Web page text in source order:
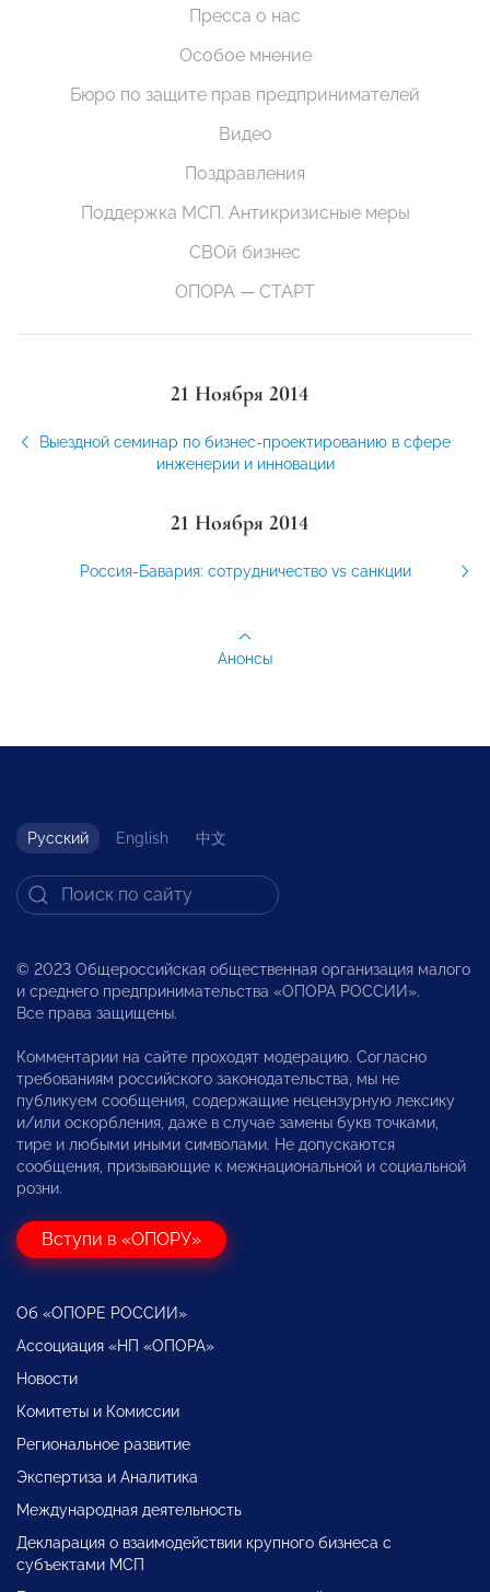
Пресса о нас
Особое мнение
Бюро по защите прав предпринимателей
Видео
Поздравления
Поддержка МСП. Антикризисные меры
СВОй бизнес
ОПОРА — СТАРТ
21 Ноября 2014
Выездной семинар по бизнес-проектированию в сфере
инженерии и инновации
21 Ноября 2014
Россия-Бавария: сотрудничество vs санкции
Анонсы
Русский English 中文
© 2023 Общероссийская общественная организация малого
и среднего предпринимательства «ОПОРА РОССИИ».
Все права защищены.
Комментарии на сайте проходят модерацию. Согласно
требованиям российского законодательства, мы не
публикуем сообщения, содержащие нецензурную лексику
и/или оскорбления, даже в случае замены букв точками,
тире и любыми иными символами. Не допускаются
сообщения, призывающие к межнациональной и социальной
розни.
Вступи в «ОПОРУ»
Об «ОПОРЕ РОССИИ»
Ассоциация «НП «ОПОРА»
Новости
Комитеты и Комиссии
Региональное развитие
Экспертиза и Аналитика
Международная деятельность
Декларация о взаимодействии крупного бизнеса с
субъектами МСП